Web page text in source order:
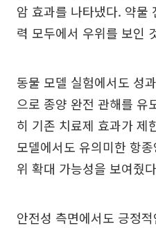
암 효과를 나타냈다. 약물
력 모두에서 우위를 보인
동물 모델 실험에서도 성
으로 종양 완전 관해를 유
히 기존 치료제 효과가 제
모델에서도 유의미한 항
위 확대 가능성을 보여줬
안전성 측면에서도 긍정